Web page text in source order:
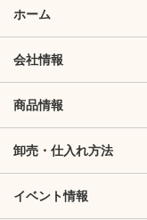
ホーム
会社情報
商品情報
卸売・仕入れ方法
イベント情報